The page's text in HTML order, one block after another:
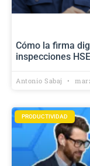
Cómo la firma
inspecciones
Antonio Sabaj
PRODUCTIVIDAD